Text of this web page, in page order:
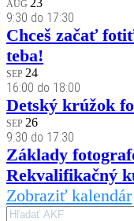
AUG
9:30 do 17:30
Chceš začať
teba!
SEP 24
16:00 do 18:00
Detský krúžok
SEP 26
9:30 do 17:30
Základy
Rekvalifikačný
Zobraziť kalendár